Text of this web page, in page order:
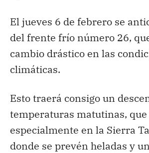
El jueves 6 de febrero se
del frente frío número 26,
cambio drástico en las
climáticas.
Esto traerá consigo un
temperaturas matutinas,
especialmente en la Sierra
donde se prevén heladas y